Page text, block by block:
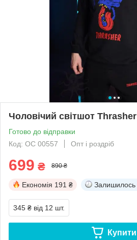
Чоловічий світшот Thrasher
Готово до відправки
Код: OC 00557
Опт і роздріб
699 ₴ 890 ₴
Економія 191 ₴ Залишилось
345 ₴ від 12 шт.
Купити